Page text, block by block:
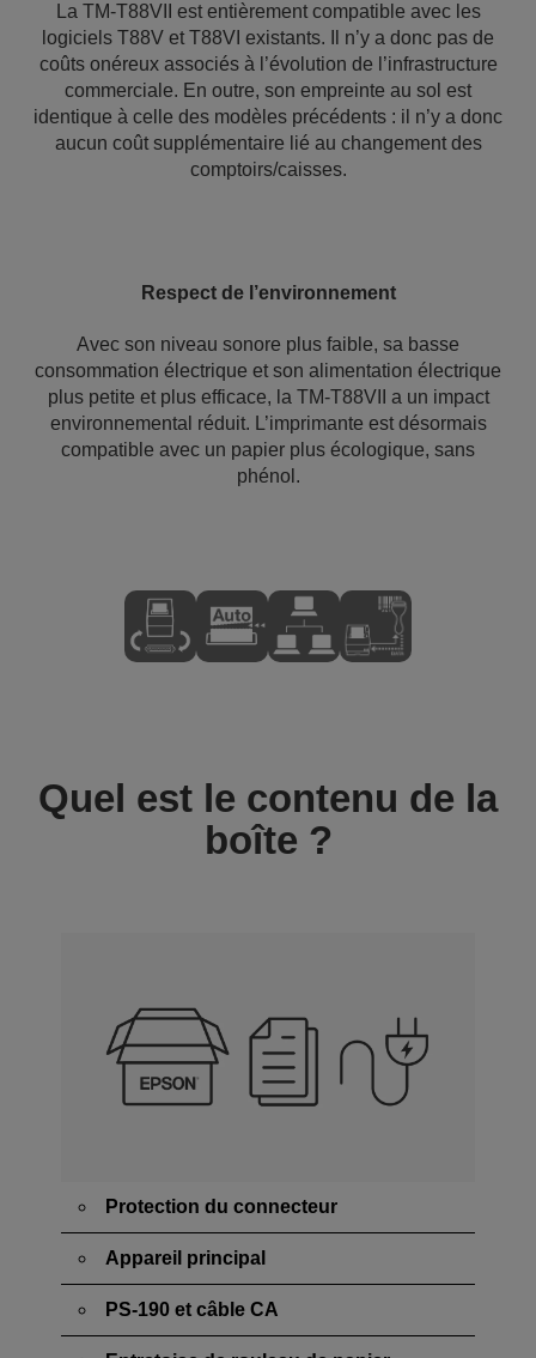
La TM-T88VII est entièrement compatible avec les
logiciels T88V et T88VI existants. Il n’y a donc pas de
coûts onéreux associés à l’évolution de l’infrastructure
commerciale. En outre, son empreinte au sol est
identique à celle des modèles précédents : il n’y a donc
aucun coût supplémentaire lié au changement des
comptoirs/caisses.
Respect de l’environnement
Avec son niveau sonore plus faible, sa basse
consommation électrique et son alimentation électrique
plus petite et plus efficace, la TM-T88VII a un impact
environnemental réduit. L’imprimante est désormais
compatible avec un papier plus écologique, sans
phénol.
Quel est le contenu de la
boîte ?
Protection du connecteur
Appareil principal
PS-190 et câble CA